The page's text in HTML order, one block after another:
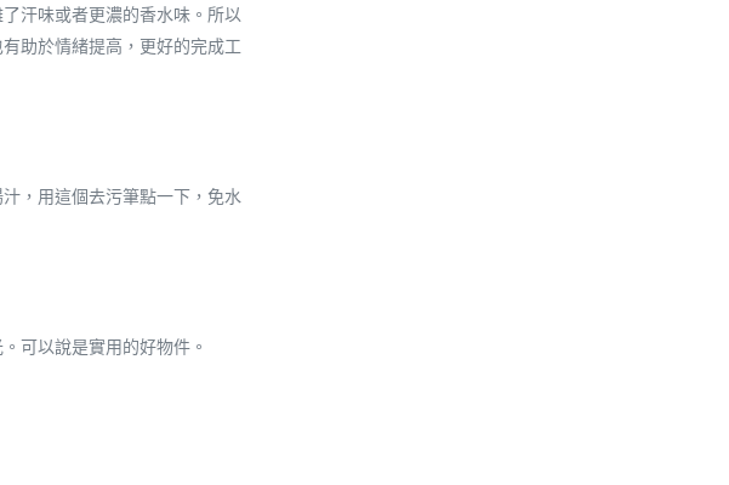
汗味或者更濃的香水味。所以
助於情緒提高，更好的完成工
，用這個去污筆點一下，免水
可以說是實用的好物件。